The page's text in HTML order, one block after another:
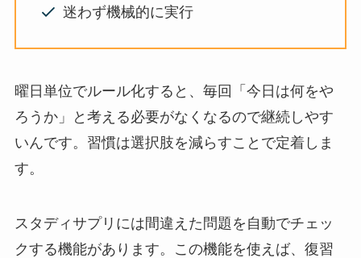
迷わず機械的に実行
曜日単位でルール化すると、毎回「今日は何をや
ろうか」と考える必要がなくなるので継続しやす
いんです。習慣は選択肢を減らすことで定着しま
す。
スタディサプリには間違えた問題を自動でチェッ
クする機能があります。この機能を使えば、復習